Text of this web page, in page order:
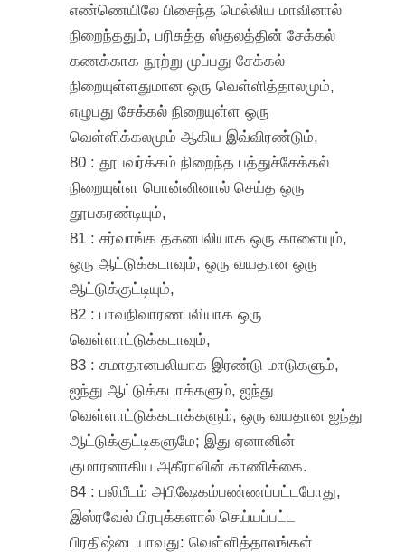
எண்ணெயிலே பிசைந்த மெல்லிய மாவினால்
நிறைந்ததும், பரிசுத்த ஸ்தலத்தின் சேக்கல்
கணக்காக நூற்று முப்பது சேக்கல்
நிறையுள்ளதுமான ஒரு வெள்ளித்தாலமும்,
எழுபது சேக்கல் நிறையுள்ள ஒரு
வெள்ளிக்கலமும் ஆகிய இவ்விரண்டும்,
80 : தூபவர்க்கம் நிறைந்த பத்துச்சேக்கல்
நிறையுள்ள பொன்னினால் செய்த ஒரு
தூபகரண்டியும்,
81 : சர்வாங்க தகனபலியாக ஒரு காளையும்,
ஒரு ஆட்டுக்கடாவும், ஒரு வயதான ஒரு
ஆட்டுக்குட்டியும்,
82 : பாவநிவாரணபலியாக ஒரு
வெள்ளாட்டுக்கடாவும்,
83 : சமாதானபலியாக இரண்டு மாடுகளும்,
ஐந்து ஆட்டுக்கடாக்களும், ஐந்து
வெள்ளாட்டுக்கடாக்களும், ஒரு வயதான ஐந்து
ஆட்டுக்குட்டிகளுமே; இது ஏனானின்
குமாரனாகிய அகீராவின் காணிக்கை.
84 : பலிபீடம் அபிஷேகம்பண்ணப்பட்டபோது,
இஸ்ரவேல் பிரபுக்களால் செய்யப்பட்ட
பிரதிஷ்டையாவது: வெள்ளித்தாலங்கள்